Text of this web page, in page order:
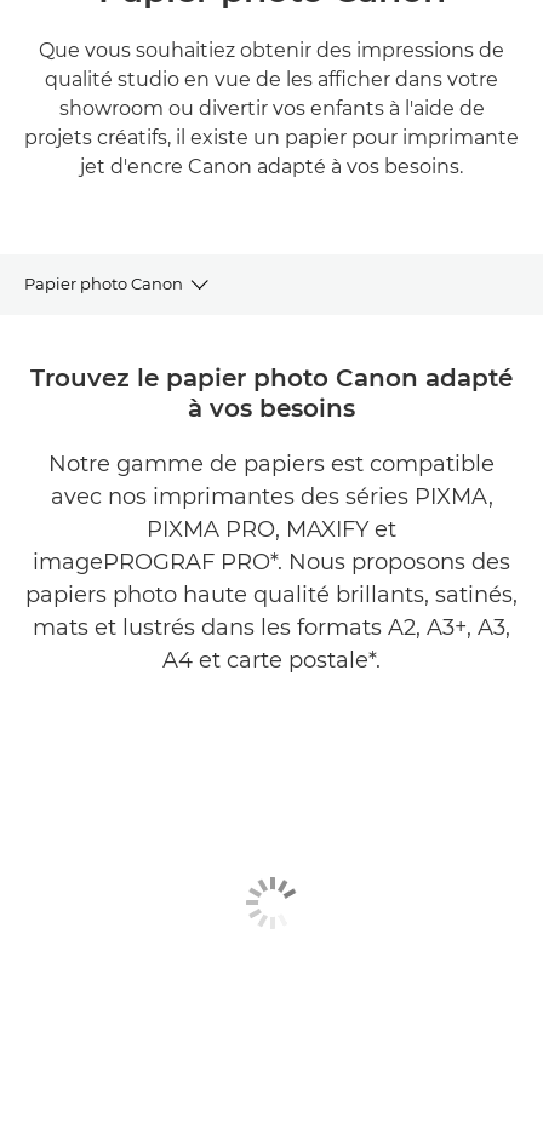
Que vous souhaitiez obtenir des impressions de
qualité studio en vue de les afficher dans votre
showroom ou divertir vos enfants à l'aide de
projets créatifs, il existe un papier pour imprimante
jet d'encre Canon adapté à vos besoins.
Papier photo Canon
QUALITÉ PROFESSIONNELLE
PHOTOS À LA MAISON
PROJETS CRÉATIFS
ENCRE
Trouvez le papier photo Canon adapté
à vos besoins
Notre gamme de papiers est compatible
avec nos imprimantes des séries PIXMA,
PIXMA PRO, MAXIFY et
imagePROGRAF PRO*. Nous proposons des
papiers photo haute qualité brillants, satinés,
mats et lustrés dans les formats A2, A3+, A3,
A4 et carte postale*.